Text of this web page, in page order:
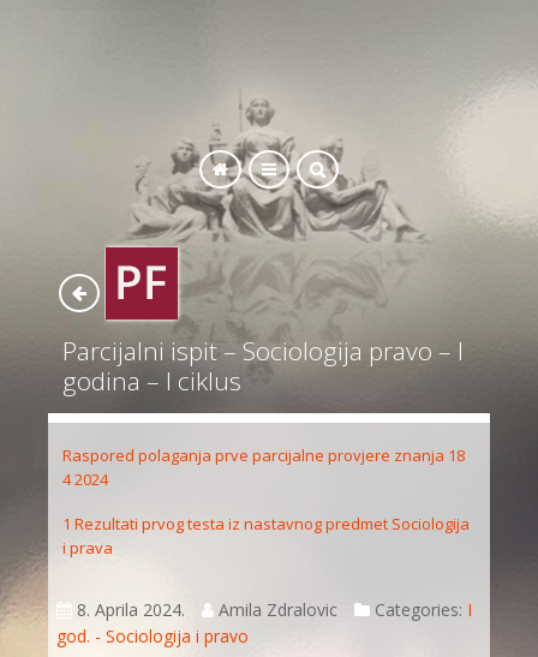
Parcijalni ispit – Sociologija pravo – I
godina – I ciklus
Raspored polaganja prve parcijalne provjere znanja 18
4 2024
1 Rezultati prvog testa iz nastavnog predmet Sociologija
i prava
8. Aprila 2024. Amila Zdralovic Categories: I
god. - Sociologija i pravo